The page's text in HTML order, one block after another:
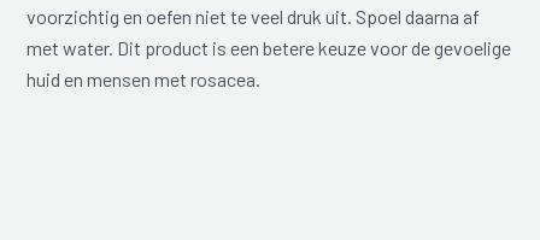
voorzichtig en oefen niet te veel druk uit. Spoel daarna af
met water. Dit product is een betere keuze voor de gevoelige
huid en mensen met rosacea.